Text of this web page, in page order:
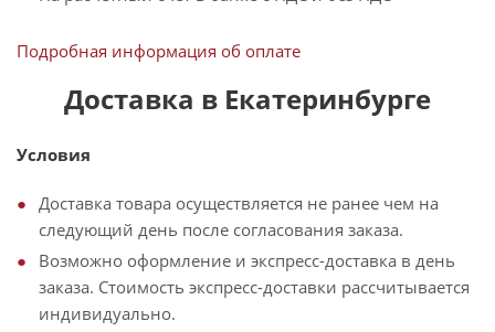
Подробная информация об оплате
Доставка в Екатеринбурге
Условия
Доставка товара осуществляется не ранее чем на
следующий день после согласования заказа.
Возможно оформление и экспресс-доставка в день
заказа. Стоимость экспресс-доставки рассчитывается
индивидуально.